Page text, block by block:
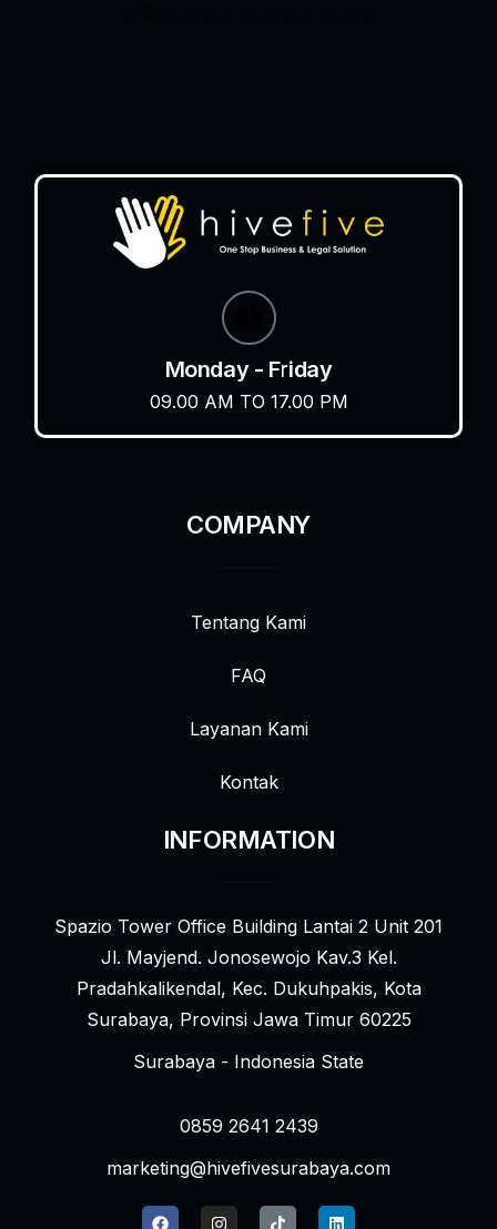
Monday - Friday
09.00 AM TO 17.00 PM
COMPANY
Tentang Kami
FAQ
Layanan Kami
Kontak
INFORMATION
Spazio Tower Office Building Lantai 2 Unit 201
Jl. Mayjend. Jonosewojo Kav.3 Kel.
Pradahkalikendal, Kec. Dukuhpakis, Kota
Surabaya, Provinsi Jawa Timur 60225
Surabaya - Indonesia State
0859 2641 2439
marketing@hivefivesurabaya.com